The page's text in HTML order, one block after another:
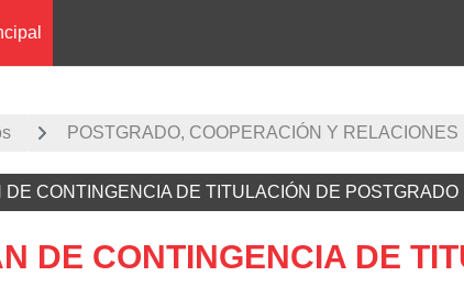
POSTGRADO, COOPERACIÓN Y
DE CONTINGENCIA DE TITULACIÓN DE POSTGRADO
DE CONTINGENCIA DE